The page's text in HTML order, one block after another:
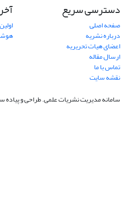
دسترسی سریع
صفحه اصلی
درباره نشریه
اعضای هیات تحریریه
ارسال مقاله
تماس با ما
نقشه سایت
سامانه مدیریت نشریات علمی.طراحی و پیاده